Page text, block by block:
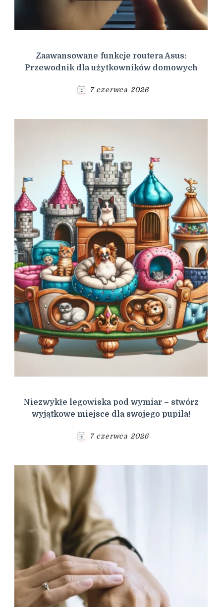
Zaawansowane funkcje routera Asus:
Przewodnik dla użytkowników domowych
7 czerwca 2026
Niezwykłe legowiska pod wymiar – stwórz
wyjątkowe miejsce dla swojego pupila!
7 czerwca 2026